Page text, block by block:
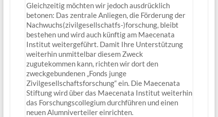
Gleichzeitig möchten wir jedoch ausdrücklich
betonen: Das zentrale Anliegen, die Förderung der
Nachwuchs(zivilgesellschatfs-)forschung, bleibt
bestehen und wird auch künftig am Maecenata
Institut weitergeführt. Damit Ihre Unterstützung
weiterhin unmittelbar diesem Zweck
zugutekommen kann, richten wir dort den
zweckgebundenen „Fonds junge
Zivilgesellschaftsforschung“ ein. Die Maecenata
Stiftung wird über das Maecenata Institut weiterhin
das Forschungscollegium durchführen und einen
neuen Alumniverteiler einrichten.